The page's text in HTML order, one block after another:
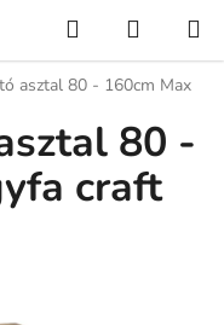
KeresésKOSÁR
asztal 80 - 160cm Max
80 -
craft